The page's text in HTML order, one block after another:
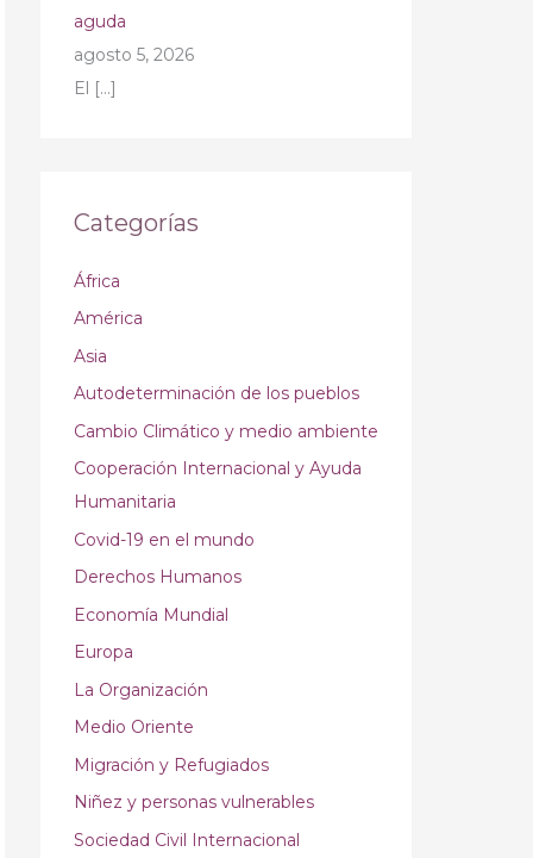
aguda
agosto 5, 2026
El […]
Categorías
África
América
Asia
Autodeterminación de los pueblos
Cambio Climático y medio ambiente
Cooperación Internacional y Ayuda
Humanitaria
Covid-19 en el mundo
Derechos Humanos
Economía Mundial
Europa
La Organización
Medio Oriente
Migración y Refugiados
Niñez y personas vulnerables
Sociedad Civil Internacional